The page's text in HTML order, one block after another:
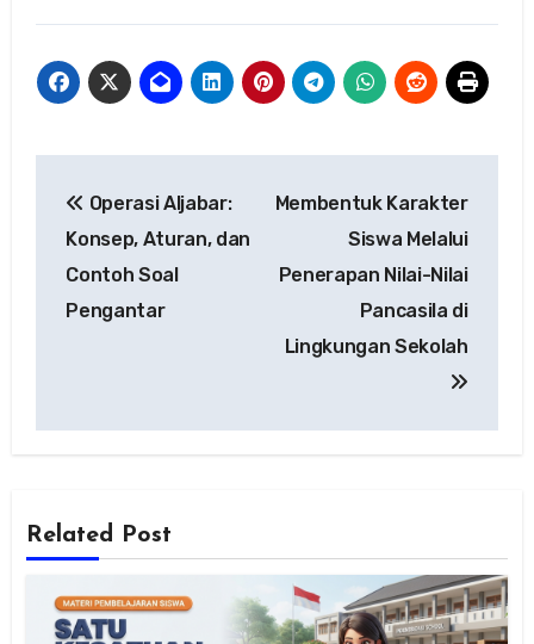
pos
Operasi Aljabar:
Konsep, Aturan, dan
Contoh Soal
Pengantar
Membentuk Karakter
Siswa Melalui
Penerapan Nilai-Nilai
Pancasila di
Lingkungan Sekolah
Related Post